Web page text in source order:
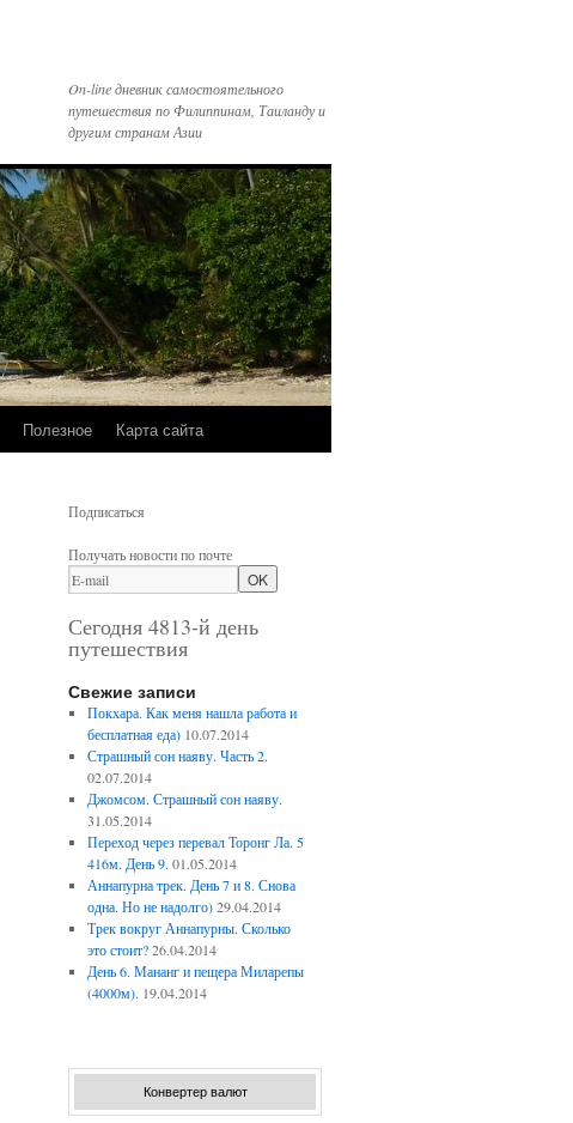
On-line дневник самостоятельного
путешествия по Филиппинам, Таиланду и
другим странам Азии
Полезное Карта сайта
Подписаться
Получать новости по почте
Сегодня 4813-й день
путешествия
Свежие записи
Покхара. Как меня нашла работа и
бесплатная еда) 10.07.2014
Страшный сон наяву. Часть 2.
02.07.2014
Джомсом. Страшный сон наяву.
31.05.2014
Переход через перевал Торонг Ла. 5
416м. День 9. 01.05.2014
Аннапурна трек. День 7 и 8. Снова
одна. Но не надолго) 29.04.2014
Трек вокруг Аннапурны. Сколько
это стоит? 26.04.2014
День 6. Мананг и пещера Миларепы
(4000м). 19.04.2014
Конвертер валют